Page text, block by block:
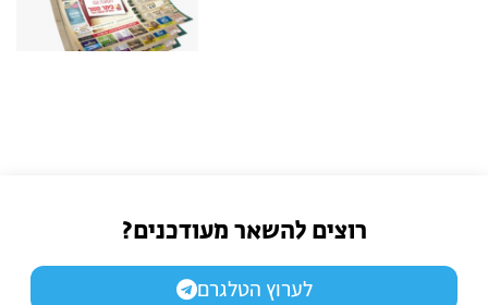
רוצים להשאר מעודכנים?
לערוץ הטלגרם